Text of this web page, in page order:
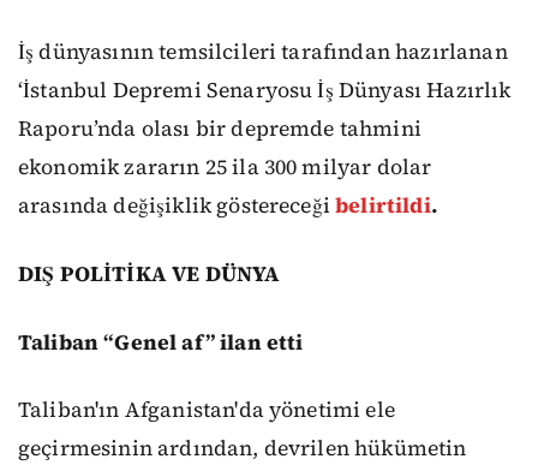
İş dünyasının temsilcileri tarafından hazırlanan
‘İstanbul Depremi Senaryosu İş Dünyası Hazırlık
Raporu’nda olası bir depremde tahmini
ekonomik zararın 25 ila 300 milyar dolar
arasında değişiklik göstereceğibelirtildi.
DIŞ POLİTİKA VE DÜNYA
Taliban “Genel af” ilan etti
Taliban'ın Afganistan'da yönetimi ele
geçirmesinin ardından, devrilen hükümetin